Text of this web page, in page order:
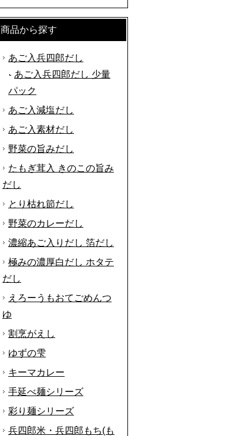
商品から探す
あご入兵四郎だし
あご入兵四郎だし 少量
パック
あご入減塩だし
あご入素材だし
野菜の旨みだし
たもぎ茸入 きのこの旨み
だし
とり枯れ節だし
野菜のカレーだし
濃縮あご入りだし 箔だし
極みの濃厚白だし ホタテ
だし
えろーうもおてごめんつ
ゆ
割烹がえし
ゆずの雫
キーマカレー
手延べ麺シリーズ
彩り麺シリーズ
兵四郎米・兵四郎もち(も